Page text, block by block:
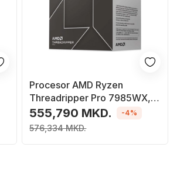
Procesor AMD Ryzen
Threadripper Pro 7985WX,
3.2 GHz, 256 MB, BOX (100-
100000454WOF)
555,790 MKD.
576,334 MKD.
-4%